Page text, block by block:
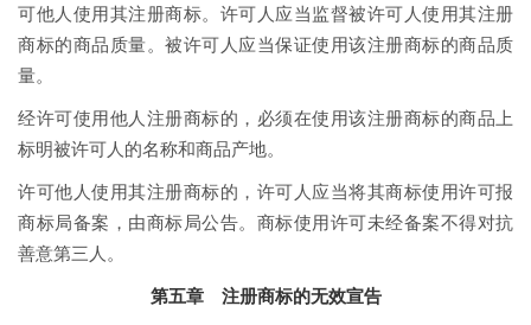
可他人使用其注册商标。许可人应当监督被许可人使用其注册
商标的商品质量。被许可人应当保证使用该注册商标的商品质
量。
经许可使用他人注册商标的，必须在使用该注册商标的商品上
标明被许可人的名称和商品产地。
许可他人使用其注册商标的，许可人应当将其商标使用许可报
商标局备案，由商标局公告。商标使用许可未经备案不得对抗
善意第三人。
第五章 注册商标的无效宣告